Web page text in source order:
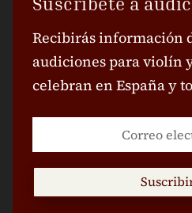
Recibirás información
audiciones para violín
celebran en España y